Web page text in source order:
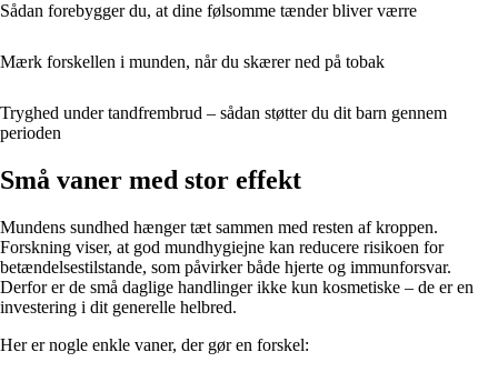
Sådan forebygger du, at dine følsomme tænder bliver værre
Mærk forskellen i munden, når du skærer ned på tobak
Tryghed under tandfrembrud – sådan støtter du dit barn gennem
perioden
Små vaner med stor effekt
Mundens sundhed hænger tæt sammen med resten af kroppen.
Forskning viser, at god mundhygiejne kan reducere risikoen for
betændelsestilstande, som påvirker både hjerte og immunforsvar.
Derfor er de små daglige handlinger ikke kun kosmetiske – de er en
investering i dit generelle helbred.
Her er nogle enkle vaner, der gør en forskel: